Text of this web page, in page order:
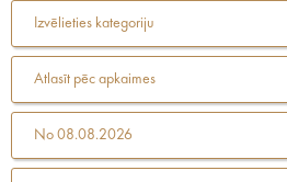
Izvēlieties kategoriju
Atlasīt pēc apkaimes
No 08.08.2026